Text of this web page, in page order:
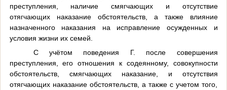
преступления, наличие смягчающих и отсутствие
отягчающих наказание обстоятельств, а также влияние
назначенного наказания на исправление осужденных и
условия жизни их семей.
С учётом поведения Г. после совершения
преступления, его отношения к содеянному, совокупности
обстоятельств, смягчающих наказание, и отсутствия
отягчающих наказание обстоятельств, а также с учетом того,